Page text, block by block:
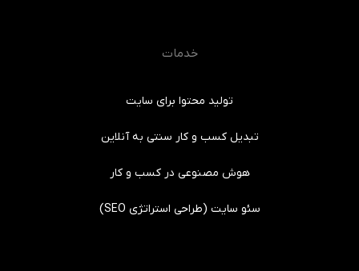
خدمات
تولید محتوا برای سایت
تبدیل کسب و کار سنتی به آنلاین
هوش مصنوعی در کسب و کار
سئو سایت (طراحی استراتژی SEO)